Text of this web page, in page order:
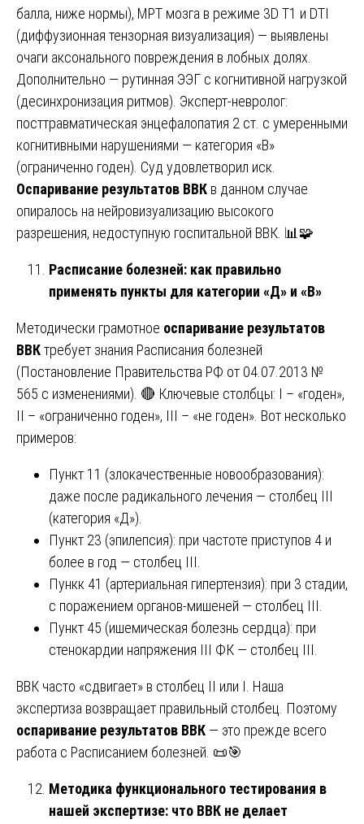
балла, ниже нормы), МРТ мозга в режиме 3D T1 и DTI
(диффузионная тензорная визуализация) — выявлены
очаги аксонального повреждения в лобных долях.
Дополнительно — рутинная ЭЭГ с когнитивной нагрузкой
(десинхронизация ритмов). Эксперт-невролог:
посттравматическая энцефалопатия 2 ст. с умеренными
когнитивными нарушениями — категория «В»
(ограниченно годен). Суд удовлетворил иск.
Оспаривание результатов ВВК в данном случае
опиралось на нейровизуализацию высокого
разрешения, недоступную госпитальной ВВК. 📊🧩
Расписание болезней: как правильно
применять пункты для категории «Д» и «В»
Методически грамотное оспаривание результатов
ВВКтребует знания Расписания болезней
(Постановление Правительства РФ от 04.07.2013 №
565 с изменениями). 🔴 Ключевые столбцы: I – «годен»,
II – «ограниченно годен», III – «не годен». Вот несколько
примеров:
Пункт 11 (злокачественные новообразования):
даже после радикального лечения — столбец III
(категория «Д»).
Пункт 23 (эпилепсия): при частоте приступов 4 и
более в год — столбец III.
Пункк 41 (артериальная гипертензия): при 3 стадии,
с поражением органов-мишеней — столбец III.
Пункт 45 (ишемическая болезнь сердца): при
стенокардии напряжения III ФК — столбец III.
ВВК часто «сдвигает» в столбец II или I. Наша
экспертиза возвращает правильный столбец. Поэтому
оспаривание результатов ВВК — это прежде всего
работа с Расписанием болезней. 📜🎯
Методика функционального тестирования в
нашей экспертизе: что ВВК не делает